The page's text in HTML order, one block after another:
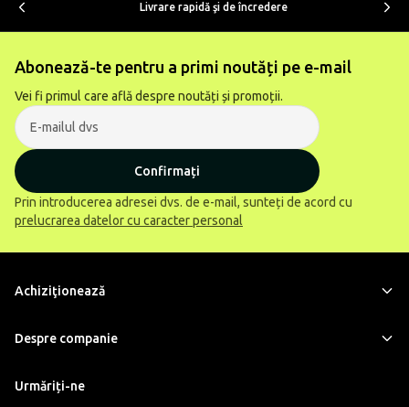
Livrare rapidă şi de încredere
Abonează-te pentru a primi noutăți pe e-mail
Vei fi primul care află despre noutăți și promoții.
Confirmați
Prin introducerea adresei dvs. de e-mail, sunteți de acord cu
prelucrarea datelor cu caracter personal
Achiziţionează
Despre companie
Urmăriți-ne